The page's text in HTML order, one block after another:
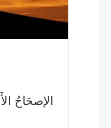
الإصحَاحُ